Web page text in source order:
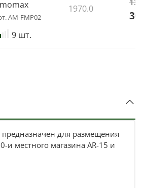
АК калибра 5.45 и 7.62,
изогнутым корпусом и сильно
риск быстрого истирания
см) - 7х5.4х11;
нейлон, шоккорд;
AM-FMP02
9 шт.
1970.0
предназначен для размещения
и местного магазина AR-15 и